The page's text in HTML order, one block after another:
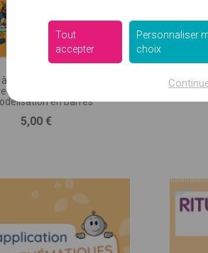
résoudre des problèmes
Bout de Gomme - avec
en barres
Prix
5,00 €
Tout
accepter
Personnaliser
choix
: